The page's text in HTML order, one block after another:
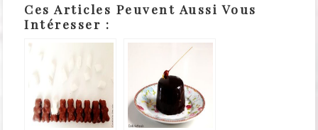
Ces Articles Peuvent Aussi Vous
Intéresser :